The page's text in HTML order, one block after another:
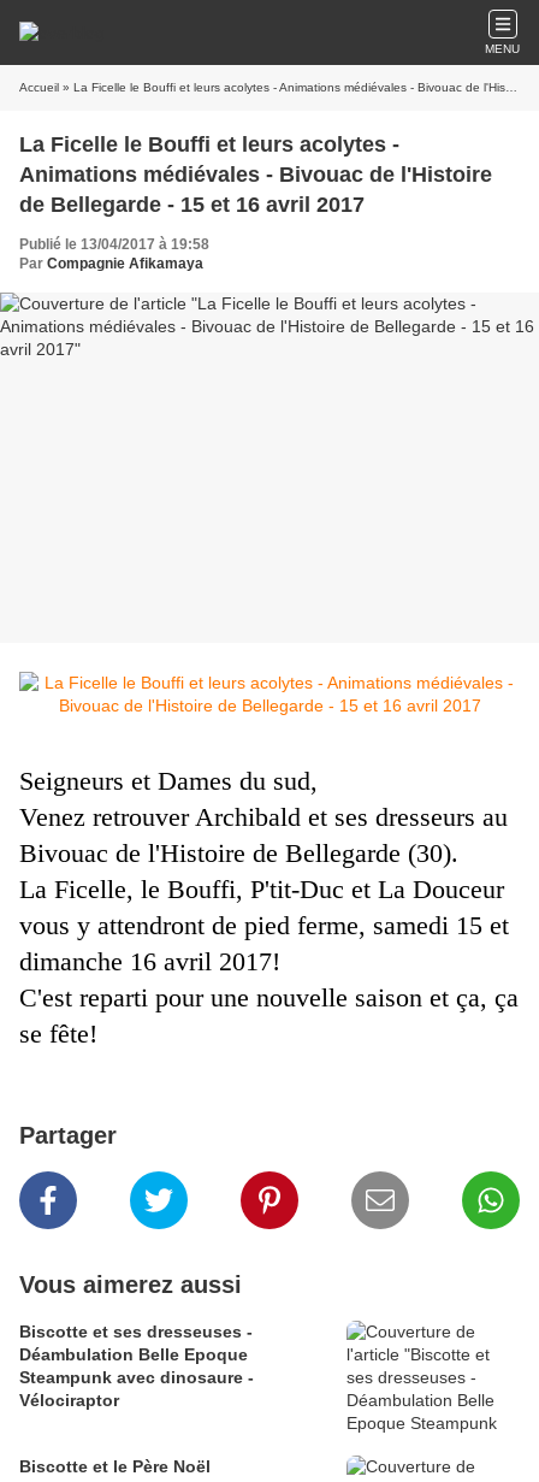
MENU
Accueil » La Ficelle le Bouffi et leurs acolytes - Animations médiévales - Bivouac de l'Histoire de Bellegarde - 15 et 16 avril 2017
La Ficelle le Bouffi et leurs acolytes -
Animations médiévales - Bivouac de l'Histoire
de Bellegarde - 15 et 16 avril 2017
Publié le 13/04/2017 à 19:58
Par Compagnie Afikamaya
Seigneurs et Dames du sud,
Venez retrouver Archibald et ses dresseurs au
Bivouac de l'Histoire de Bellegarde (30).
La Ficelle, le Bouffi, P'tit-Duc et La Douceur
vous y attendront de pied ferme, samedi 15 et
dimanche 16 avril 2017!
C'est reparti pour une nouvelle saison et ça, ça
se fête!
Partager
Vous aimerez aussi
Biscotte et ses dresseuses -
Déambulation Belle Epoque
Steampunk avec dinosaure -
Vélociraptor
Biscotte et le Père Noël